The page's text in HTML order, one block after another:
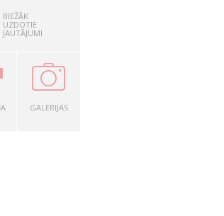
BIEŽĀK
UZDOTIE
JAUTĀJUMI
GALERIJAS